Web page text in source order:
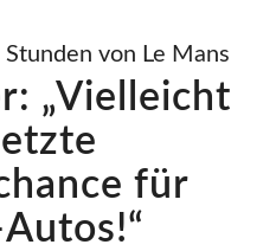
von Le Mans
„Vielleicht
für